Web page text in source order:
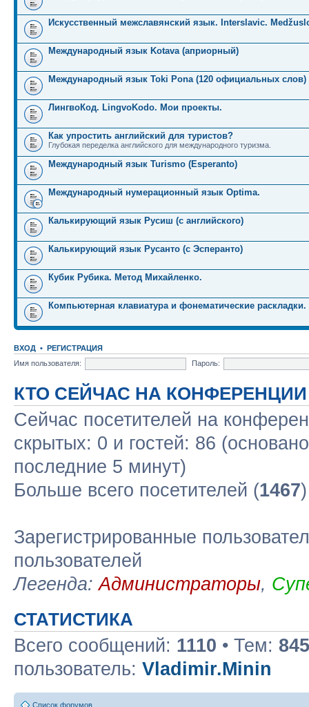
Искусственный межславянский язык. Interslavic.
Международный язык Kotava (априорный)
Международный язык Toki Pona (120 официальных слов)
ЛингвоКод. LingvoKodo. Мои проекты.
Как упростить английский для туристов?
Глубокая переделка английского для международного туризма.
Международный язык Turismo (Esperanto)
Международный нумерационный язык Optima.
Калькирующий язык Русиш (с английского)
Калькирующий язык Русанто (с Эсперанто)
Кубик Рубика. Метод Михайленко.
Компьютерная клавиатура и фонематические раскладки.
ВХОД • РЕГИСТРАЦИЯ
Имя пользователя:
Пароль:
КТО СЕЙЧАС НА КОНФЕРЕНЦИИ
Сейчас посетителей на
скрытых: 0 и гостей: 86
последние 5 минут)
Больше всего посетителей (1467
Зарегистрированные
пользователей
Легенда:Администраторы,
СТАТИСТИКА
Всего сообщений: 1110 • Тем: 845
пользователь: Vladimir.Minin
Список форумов